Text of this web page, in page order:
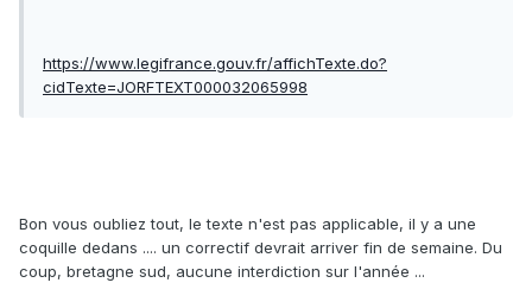
https://www.legifrance.gouv.fr/affichTexte.do?
cidTexte=JORFTEXT000032065998
Bon vous oubliez tout, le texte n'est pas applicable, il y a une
coquille dedans .... un correctif devrait arriver fin de semaine. Du
coup, bretagne sud, aucune interdiction sur l'année ...